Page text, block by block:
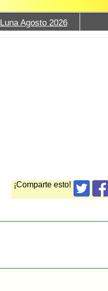
Luna Agosto 2026
¡Comparte esto!